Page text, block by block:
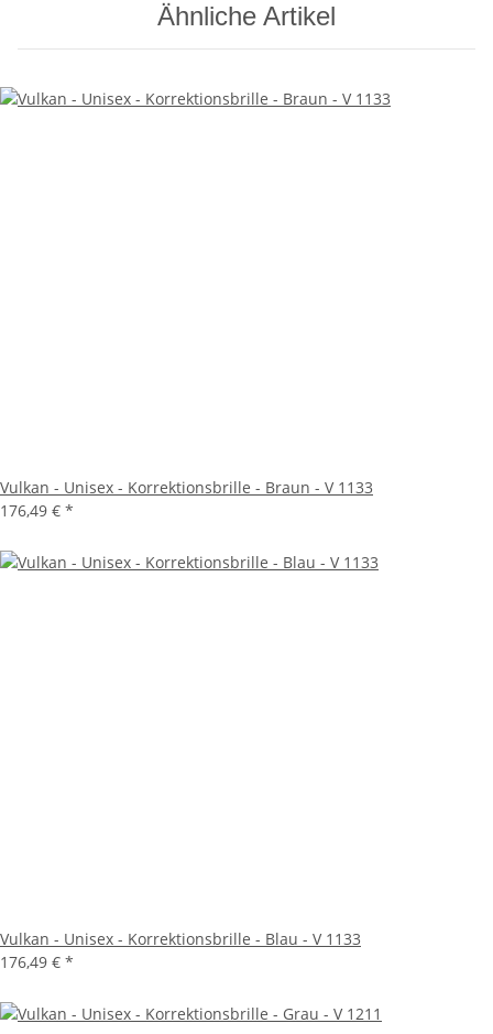
Ähnliche Artikel
Vulkan - Unisex - Korrektionsbrille - Braun - V 1133
176,49 € *
Vulkan - Unisex - Korrektionsbrille - Blau - V 1133
176,49 € *